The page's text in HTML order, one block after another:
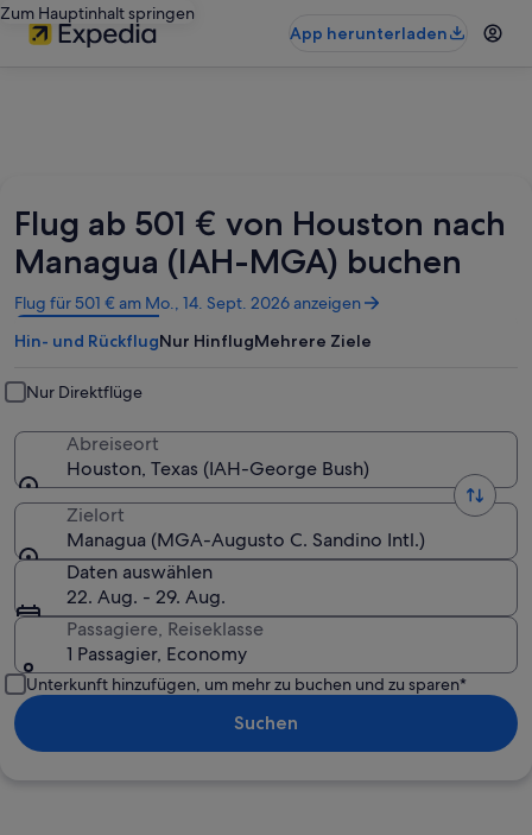
Zum Hauptinhalt springen
App herunterladen
Flug ab 501 € von Houston nach
Managua (IAH-MGA) buchen
Flug für 501 € am Mo., 14. Sept. 2026 anzeigen
Wird
in
einem
Fenster
geöffnet
Hin- und RückflugNur HinflugMehrere Ziele
Nur Direktflüge
Abreiseort
Houston, Texas (IAH-George Bush)
Zielort
Managua (MGA-Augusto C. Sandino Intl.)
Daten auswählen
22. Aug. - 29. Aug.
Passagiere, Reiseklasse
1 Passagier, Economy
Unterkunft hinzufügen, um mehr zu buchen und zu sparen*
Suchen